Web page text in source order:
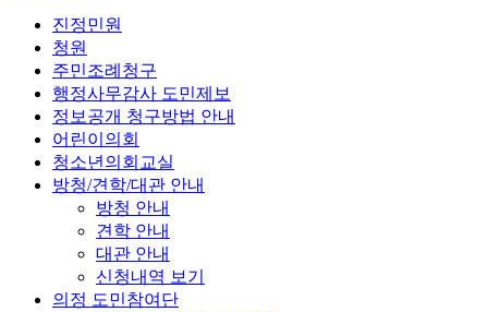
진정민원
청원
주민조례청구
행정사무감사 도민제보
정보공개 청구방법 안내
어린이의회
청소년의회교실
방청/견학/대관 안내
방청 안내
견학 안내
대관 안내
신청내역 보기
의정 도민참여단